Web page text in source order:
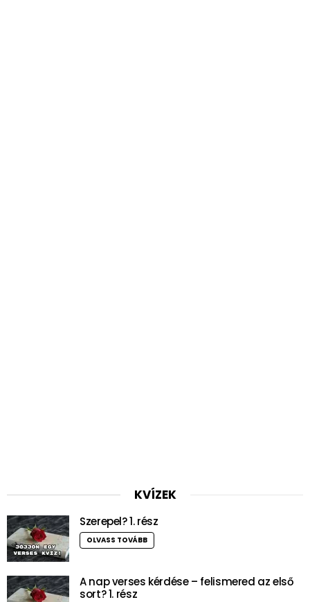
KVÍZEK
Szerepel? 1. rész
OLVASS TOVÁBB
A nap verses kérdése – felismered az első
sort? 1. rész